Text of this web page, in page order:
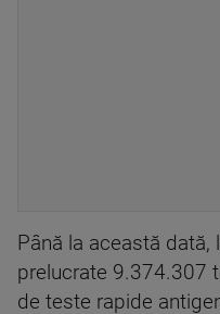
Până la această
prelucrate 9.374.307
de teste rapide